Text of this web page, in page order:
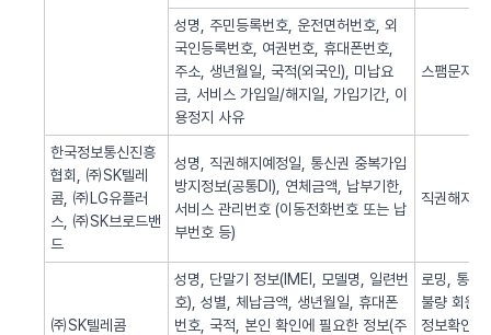
성명, 주민등록번호, 운전면허번호, 외
국인등록번호, 여권번호, 휴대폰번호,
주소, 생년월일, 국적(외국인), 미납요
금, 서비스 가입일/해지일, 가입기간, 이
용정지 사유
스팸문자
한국정보통신진흥
협회, ㈜SK텔레
콤, ㈜LG유플러
스, ㈜SK브로드밴
드
성명, 직권해지예정일, 통신권 중복가입
방지정보(공통DI), 연체금액, 납부기한,
서비스 관리번호 (이동전화번호 또는 납
부번호 등)
직권해지
㈜SK텔레콤
성명, 단말기 정보(IMEI, 모델명, 일련번
호), 성별, 체납금액, 생년월일, 휴대폰
번호, 국적, 본인 확인에 필요한 정보(주
로밍, 통화
불량 회원
정보확인,